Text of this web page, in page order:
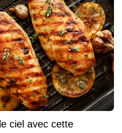
ciel avec cette